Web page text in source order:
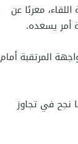
معربًا عن
أمر يسعده.
المرتقبة أمام
نجح في تجاوز